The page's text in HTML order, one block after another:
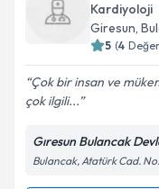
Kardiyoloji
Giresun,
5 (4
Çok bir insan ve
çok ilgili...
Gıresun Bulancak
Bulancak, Atatürk Cad.